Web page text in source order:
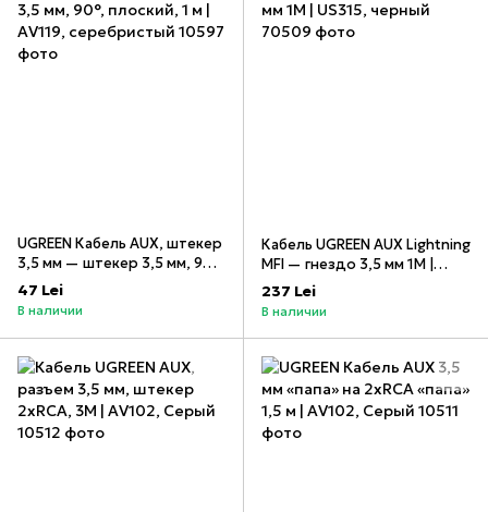
UGREEN Кабель AUX, штекер
3,5 мм — штекер 3,5 мм, 90°,
плоский, 1 м | AV119,
серебристый
47 Lei
В наличии
Кабель UGREEN AUX Lightning
MFI — гнездо 3,5 мм 1М |
US315, черный
237 Lei
В наличии